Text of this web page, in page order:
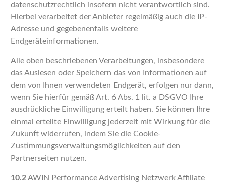
datenschutzrechtlich insofern nicht verantwortlich sind.
Hierbei verarbeitet der Anbieter regelmäßig auch die IP-
Adresse und gegebenenfalls weitere
Endgeräteinformationen.
Alle oben beschriebenen Verarbeitungen, insbesondere
das Auslesen oder Speichern das von Informationen auf
dem von Ihnen verwendeten Endgerät, erfolgen nur dann,
wenn Sie hierfür gemäß Art. 6 Abs. 1 lit. a DSGVO Ihre
ausdrückliche Einwilligung erteilt haben. Sie können Ihre
einmal erteilte Einwilligung jederzeit mit Wirkung für die
Zukunft widerrufen, indem Sie die Cookie-
Zustimmungsverwaltungsmöglichkeiten auf den
Partnerseiten nutzen.
10.2AWIN Performance Advertising Netzwerk Affiliate